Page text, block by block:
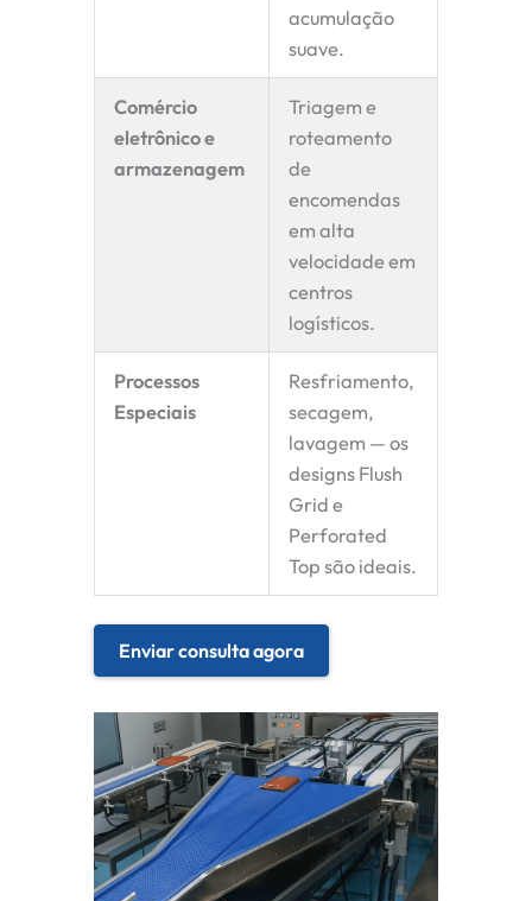
acumulação
suave.
Comércio
eletrônico e
armazenagem
Triagem e
roteamento
de
encomendas
em alta
velocidade em
centros
logísticos.
Processos
Especiais
Resfriamento,
secagem,
lavagem — os
designs Flush
Grid e
Perforated
Top são ideais.
Enviar consulta agora